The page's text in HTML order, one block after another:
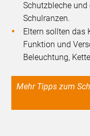
Schutzbleche
Schulranzen.
Eltern sollten das
Funktion und
Beleuchtung,
Mehr Tipps zum Schulweg per Rad bietet das ADFC-